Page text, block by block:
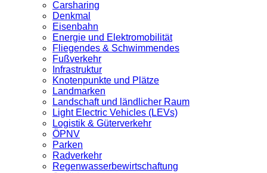
Carsharing
Denkmal
Eisenbahn
Energie und Elektromobilität
Fliegendes & Schwimmendes
Fußverkehr
Infrastruktur
Knotenpunkte und Plätze
Landmarken
Landschaft und ländlicher Raum
Light Electric Vehicles (LEVs)
Logistik & Güterverkehr
ÖPNV
Parken
Radverkehr
Regenwasserbewirtschaftung